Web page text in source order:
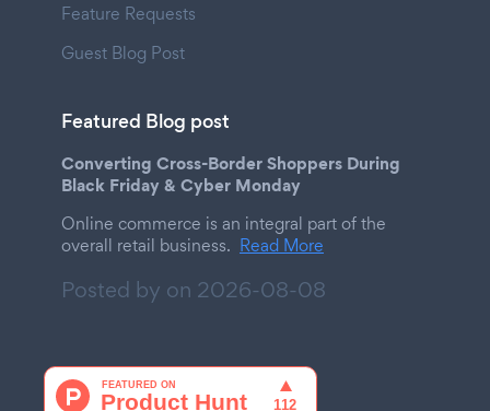
Feature Requests
Guest Blog Post
Featured Blog post
Converting Cross-Border Shoppers During
Black Friday & Cyber Monday
Online commerce is an integral part of the
overall retail business. Read More
Posted by on 2026-08-08